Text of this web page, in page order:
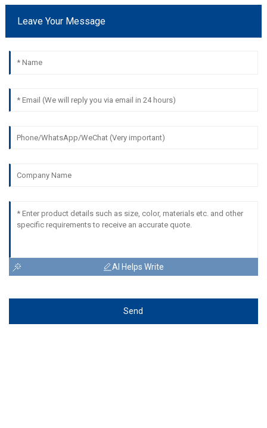
Leave Your Message
AI Helps Write
Send